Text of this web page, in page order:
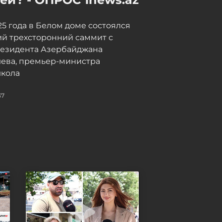
года в Белом доме состоялся
трехсторонний саммит с
Азербайджана
премьер-министра